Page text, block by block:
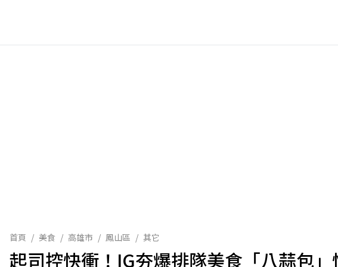
首頁 / 美食 / 高雄市 / 鳳山區 / 其它
起司控快衝！IG夯爆排隊美食「八蒜包